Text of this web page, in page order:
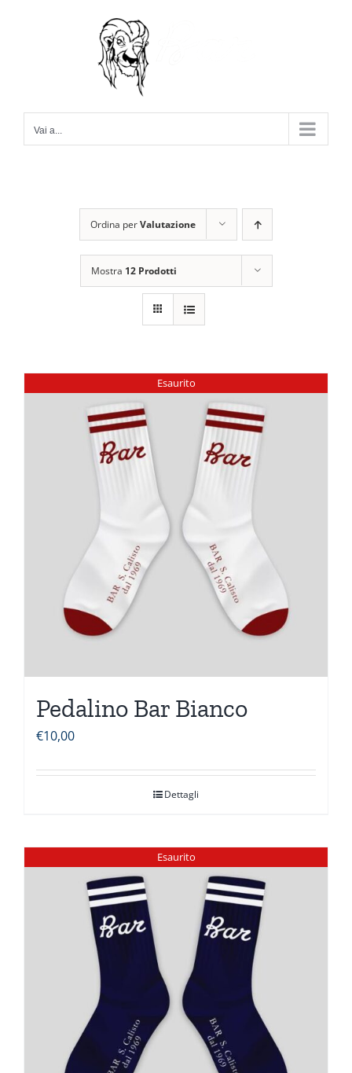
Vai a...
Ordina perValutazione
Mostra 12 Prodotti
Esaurito
Pedalino Bar Bianco
€10,00
Dettagli
Esaurito